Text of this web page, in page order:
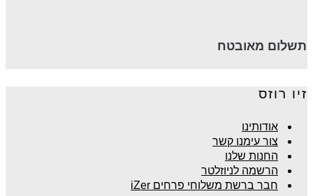
תשלום מאובטח
זיו רוזס
אודותינו
צור עימנו קשר
החנות שלנו
הרשמה לניוזלטר
חבר ברשת משלוחי פרחים iZer